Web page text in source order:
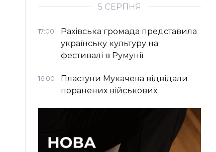
5 СЕРПНЯ
17:00
Рахівська громада представила
українську культуру на
фестивалі в Румунії
16:00
Пластуни Мукачева відвідали
поранених військових